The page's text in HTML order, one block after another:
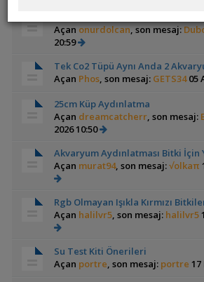
Açanonurdolcan, son mesaj:
20:59
Tek Co2 Tüpü Aynı Anda 2
Açan Phos, son mesaj: GETS3405
25cm Küp Aydınlatma
Açan dreamcatcherr, son mesaj:
2026 10:50
Akvaryum Aydınlatması Bitki İçin
Açan murat94, son mesaj:√olkaπ
Rgb Olmayan Işıkla Kırmızı
Açan halilvr5, son mesaj: halilvr5
Su Test Kiti Önerileri
Açan portre, son mesaj: portre 17